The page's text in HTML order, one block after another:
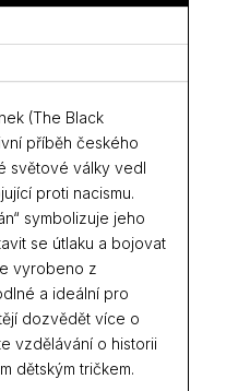
(The Black
příběh českého
světové války vedl
proti nacismu.
symbolizuje jeho
se útlaku a bojovat
vyrobeno z
a ideální pro
dozvědět více o
vzdělávání o historii
dětským tričkem.